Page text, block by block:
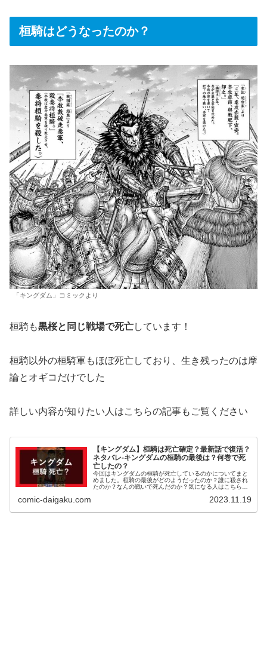
桓騎はどうなったのか？
「キングダム」コミックより
桓騎も黒桜と同じ戦場で死亡しています！
桓騎以外の桓騎軍もほぼ死亡しており、生き残ったのは摩
論とオギコだけでした
詳しい内容が知りたい人はこちらの記事もご覧ください
【キングダム】桓騎は死亡確定？最新話で復活？
ネタバレ-キングダムの桓騎の最後は？何巻で死
亡したの？
今回はキングダムの桓騎が死亡しているのかについてまと
めました。桓騎の最後がどのようだったのか？誰に殺され
たのか？なんの戦いで死んだのか？気になる人はこちらの
おススメの内容です。桓騎は趙国との戦い、宜安城攻略で
comic-daigaku.com 2023.11.19